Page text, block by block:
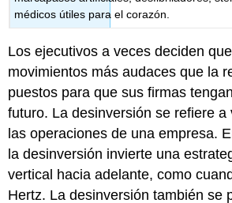
médicos útiles para el corazón.
Los ejecutivos a veces deciden
movimientos más audaces que la
puestos para que sus firmas
futuro. Ladesinversión se refiere a
las operaciones de una empresa.
la desinversión invierte una
vertical hacia adelante, como
Hertz. La desinversión también se